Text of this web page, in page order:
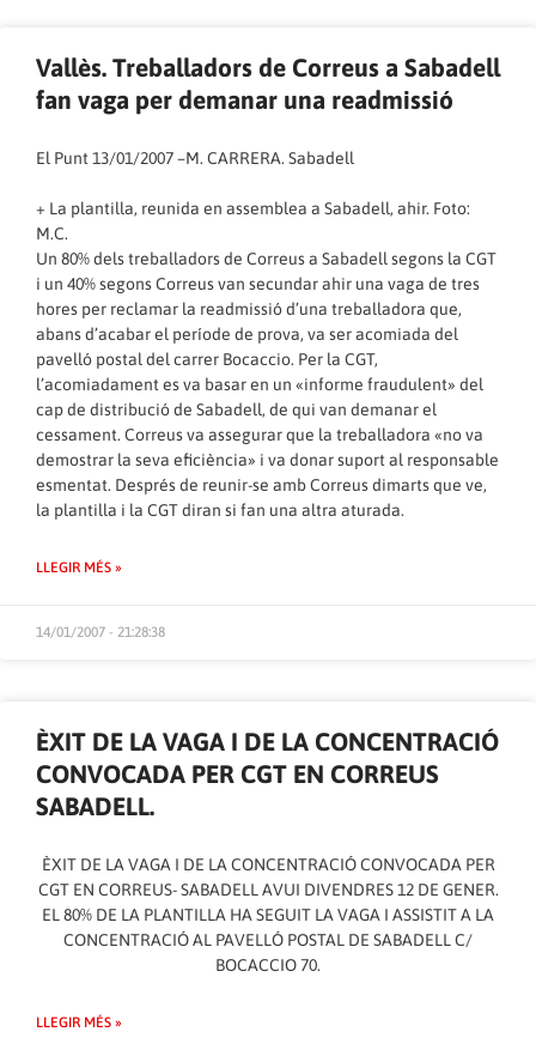
Vallès. Treballadors de Correus a Sabadell
fan vaga per demanar una readmissió
El Punt 13/01/2007–M. CARRERA. Sabadell
+ La plantilla, reunida en assemblea a Sabadell, ahir. Foto:
M.C.
Un 80% dels treballadors de Correus a Sabadell segons la CGT
i un 40% segons Correus van secundar ahir una vaga de tres
hores per reclamar la readmissió d’una treballadora que,
abans d’acabar el període de prova, va ser acomiada del
pavelló postal del carrer Bocaccio. Per la CGT,
l’acomiadament es va basar en un «informe fraudulent» del
cap de distribució de Sabadell, de qui van demanar el
cessament. Correus va assegurar que la treballadora «no va
demostrar la seva eficiència» i va donar suport al responsable
esmentat. Després de reunir-se amb Correus dimarts que ve,
la plantilla i la CGT diran si fan una altra aturada.
LLEGIR MÉS »
14/01/2007 - 21:28:38
ÈXIT DE LA VAGA I DE LA CONCENTRACIÓ
CONVOCADA PER CGT EN CORREUS
SABADELL.
ÈXIT DE LA VAGA I DE LA CONCENTRACIÓ CONVOCADA PER
CGT EN CORREUS- SABADELL AVUI DIVENDRES 12 DE GENER.
EL 80% DE LA PLANTILLA HA SEGUIT LA VAGA I ASSISTIT A LA
CONCENTRACIÓ AL PAVELLÓ POSTAL DE SABADELL C/
BOCACCIO 70.
LLEGIR MÉS »